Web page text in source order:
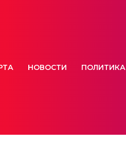
НОВОСТИ ПОЛИТИКА